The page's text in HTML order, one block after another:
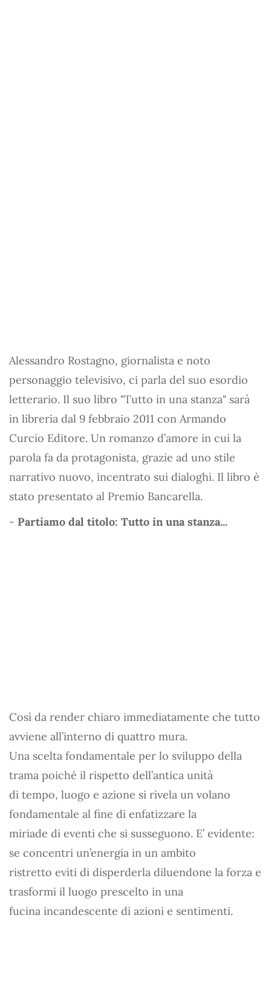
Alessandro Rostagno, giornalista e noto
personaggio televisivo, ci parla del suo esordio
letterario. Il suo libro "Tutto in una stanza" sarà
in libreria dal 9 febbraio 2011 con Armando
Curcio Editore. Un romanzo d’amore in cui la
parola fa da protagonista, grazie ad uno stile
narrativo nuovo, incentrato sui dialoghi. Il libro è
stato presentato al Premio Bancarella.
- Partiamo dal titolo: Tutto in una stanza...
Così da render chiaro immediatamente che tutto
avviene all’interno di quattro mura.
Una scelta fondamentale per lo sviluppo della
trama poiché il rispetto dell’antica unità
di tempo, luogo e azione si rivela un volano
fondamentale al fine di enfatizzare la
miriade di eventi che si susseguono. E’ evidente:
se concentri un’energia in un ambito
ristretto eviti di disperderla diluendone la forza e
trasformi il luogo prescelto in una
fucina incandescente di azioni e sentimenti.